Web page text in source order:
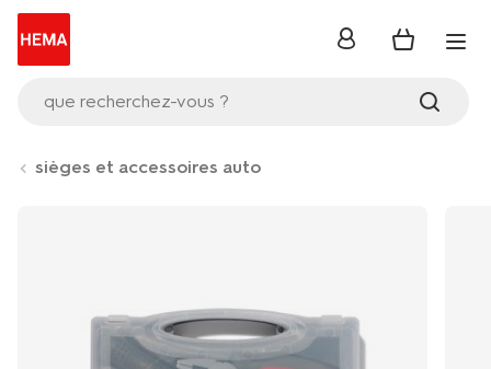
que recherchez-vous ?
se
sièges et accessoires auto